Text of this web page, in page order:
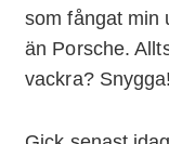
som fångat min
än Porsche.
vackra? Snygga!